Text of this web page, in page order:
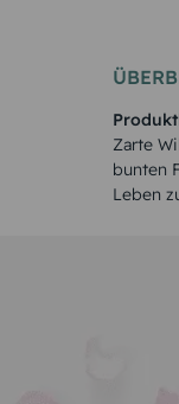
Zarte
bunten
Leben